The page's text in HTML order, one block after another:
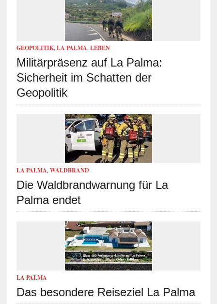
GEOPOLITIK,LA PALMA,LEBEN
Militärpräsenz auf La Palma:
Sicherheit im Schatten der
Geopolitik
LA PALMA,WALDBRAND
Die Waldbrandwarnung für La
Palma endet
LA PALMA
Das besondere Reiseziel La Palma